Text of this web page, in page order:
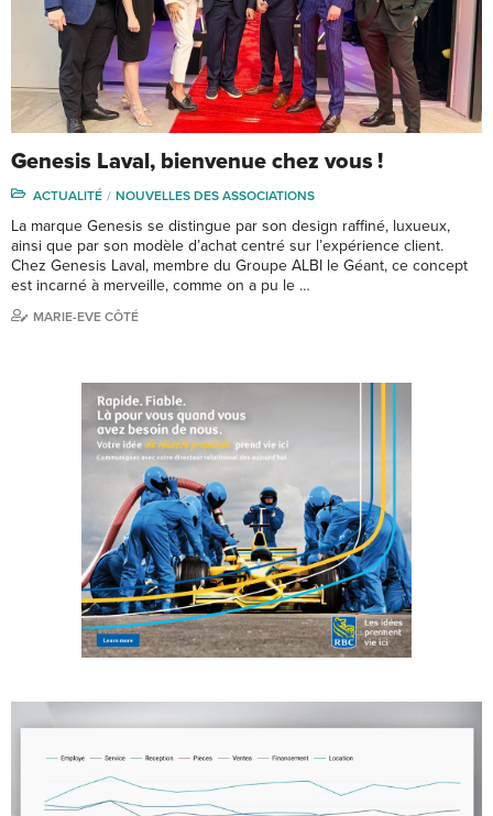
Genesis Laval, bienvenue chez vous !
ACTUALITÉ NOUVELLES DES ASSOCIATIONS
La marque Genesis se distingue par son design raffiné, luxueux,
ainsi que par son modèle d’achat centré sur l’expérience client.
Chez Genesis Laval, membre du Groupe ALBI le Géant, ce concept
est incarné à merveille, comme on a pu le …
MARIE-EVE CÔTÉ